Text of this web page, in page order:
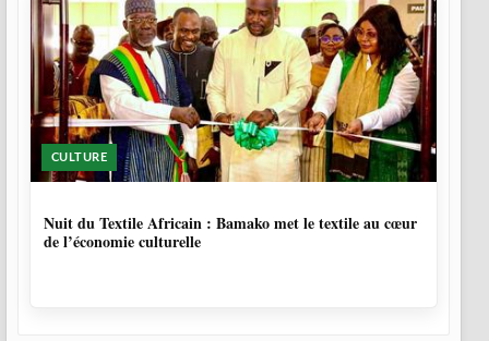
CULTURE
Nuit du Textile Africain : Bamako met le textile au cœur
de l’économie culturelle